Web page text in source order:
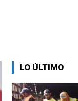
LO ÚLTIMO